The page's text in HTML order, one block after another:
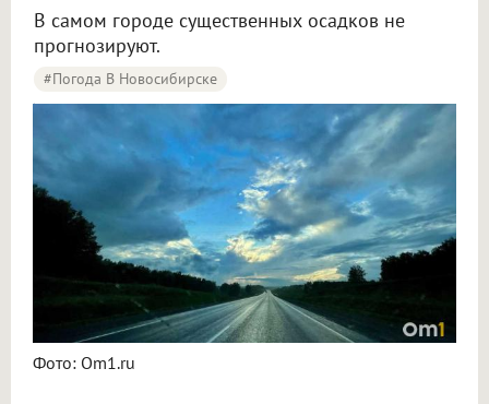
В самом городе существенных осадков не
прогнозируют.
#Погода В Новосибирске
Фото: Om1.ru